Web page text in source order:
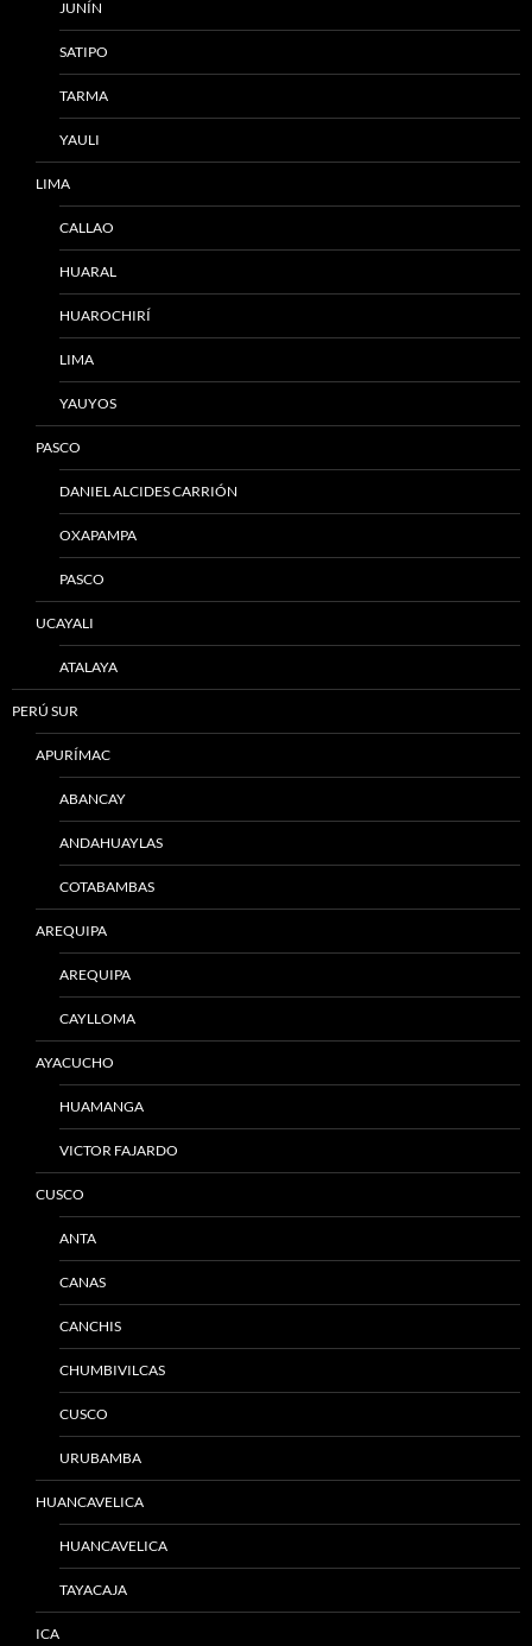
JUNÍN
SATIPO
TARMA
YAULI
LIMA
CALLAO
HUARAL
HUAROCHIRÍ
LIMA
YAUYOS
PASCO
DANIEL ALCIDES CARRIÓN
OXAPAMPA
PASCO
UCAYALI
ATALAYA
PERÚ SUR
APURÍMAC
ABANCAY
ANDAHUAYLAS
COTABAMBAS
AREQUIPA
AREQUIPA
CAYLLOMA
AYACUCHO
HUAMANGA
VICTOR FAJARDO
CUSCO
ANTA
CANAS
CANCHIS
CHUMBIVILCAS
CUSCO
URUBAMBA
HUANCAVELICA
HUANCAVELICA
TAYACAJA
ICA